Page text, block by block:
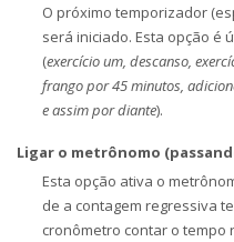
O próximo temporizador
será iniciado. Esta opção é
(exercício um, descanso,
frango por 45 minutos,
e assim por diante).
Ligar o metrônomo
Esta opção ativa o
de a contagem regressiva
cronômetro contar o tempo